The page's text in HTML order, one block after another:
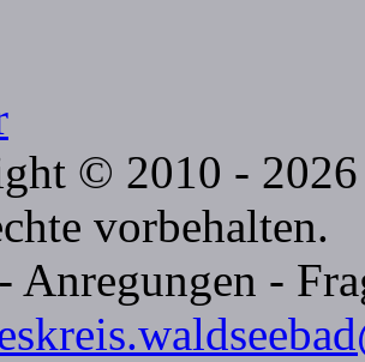
© 2010 - 2026
vorbehalten.
-